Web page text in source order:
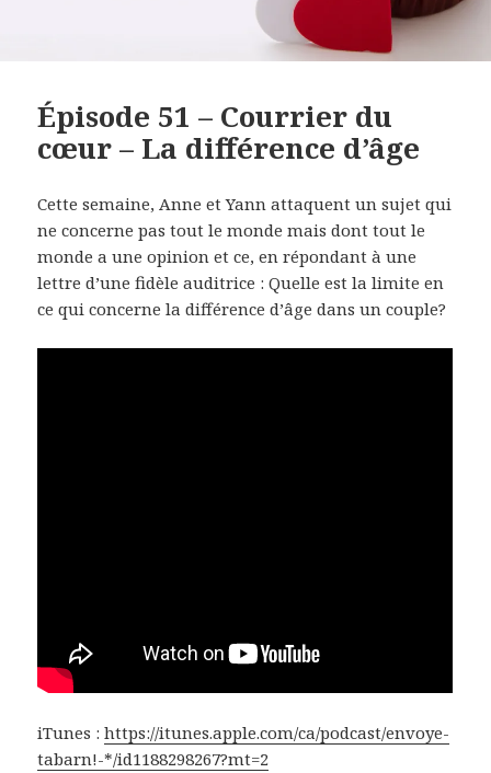
Épisode 51 – Courrier du
cœur – La différence d’âge
Cette semaine, Anne et Yann attaquent un sujet qui
ne concerne pas tout le monde mais dont tout le
monde a une opinion et ce, en répondant à une
lettre d’une fidèle auditrice : Quelle est la limite en
ce qui concerne la différence d’âge dans un couple?
iTunes :https://itunes.apple.com/ca/podcast/envoye-
tabarn!-*/id1188298267?mt=2